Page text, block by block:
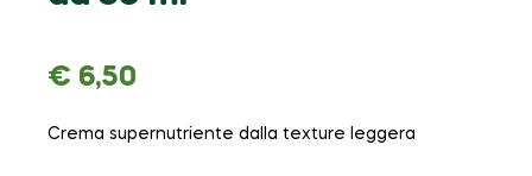
€ 6,50
Crema supernutriente dalla texture leggera